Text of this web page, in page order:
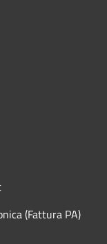
(Fattura PA)